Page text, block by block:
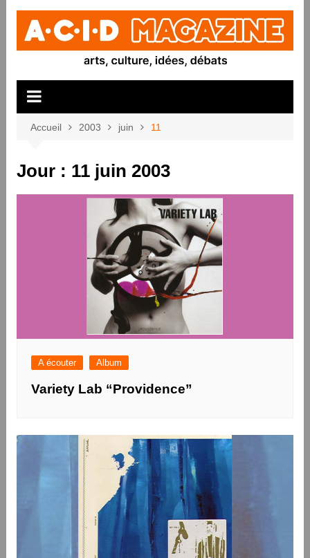
Aller
contenu
Accueil 2003 juin 11
Jour : 11 juin 2003
A écouter Album
Variety Lab “Providence”